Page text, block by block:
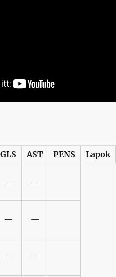
GLS AST PENS Lapok
— —
— —
— —